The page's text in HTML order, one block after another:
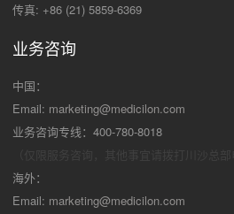
传真: +86 (21) 5859-6369
业务咨询
中国：
Email: marketing@medicilon.com
业务咨询专线：400-780-8018
海外：
Email: marketing@medicilon.com